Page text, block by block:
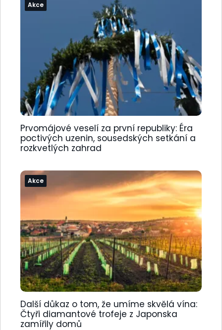
Akce
Prvomájové veselí za první republiky: Éra
poctivých uzenin, sousedských setkání a
rozkvetlých zahrad
Akce
Další důkaz o tom, že umíme skvělá vína:
Čtyři diamantové trofeje z Japonska
zamířily domů